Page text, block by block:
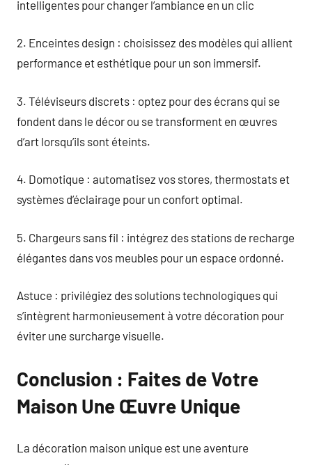
intelligentes pour changer l’ambiance en un clic
2. Enceintes design : choisissez des modèles qui allient
performance et esthétique pour un son immersif.
3. Téléviseurs discrets : optez pour des écrans qui se
fondent dans le décor ou se transforment en œuvres
d’art lorsqu’ils sont éteints.
4. Domotique : automatisez vos stores, thermostats et
systèmes d’éclairage pour un confort optimal.
5. Chargeurs sans fil : intégrez des stations de recharge
élégantes dans vos meubles pour un espace ordonné.
Astuce : privilégiez des solutions technologiques qui
s’intègrent harmonieusement à votre décoration pour
éviter une surcharge visuelle.
Conclusion : Faites de Votre
Maison Une Œuvre Unique
La décoration maison unique est une aventure